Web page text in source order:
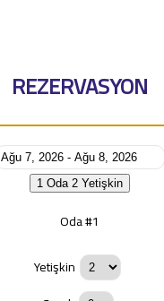
REZERVASYON
1 Oda 2 Yetişkin
Oda #1
Yetişkin